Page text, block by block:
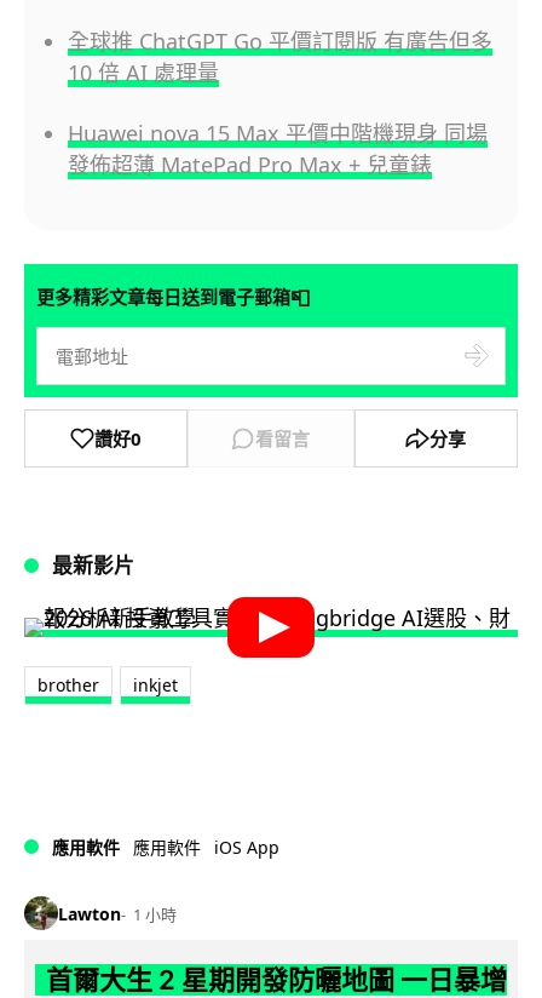
全球推 ChatGPT Go 平價訂閱版 有廣告但多
10 倍 AI 處理量
Huawei nova 15 Max 平價中階機現身 同場
發佈超薄 MatePad Pro Max + 兒童錶
更多精彩文章每日送到電子郵箱📮
讚好0 看留言 分享
最新影片
brother inkjet
應用軟件 應用軟件 iOS App
Lawton 1 小時
首爾大生 2 星期開發防曬地圖 一日暴增